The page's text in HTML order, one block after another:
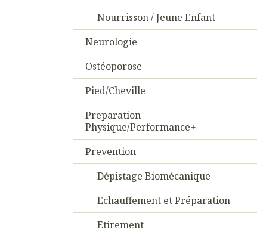
Nourrisson / Jeune Enfant
Neurologie
Ostéoporose
Pied/Cheville
Preparation
Physique/Performance+
Prevention
Dépistage Biomécanique
Echauffement et Préparation
Etirement